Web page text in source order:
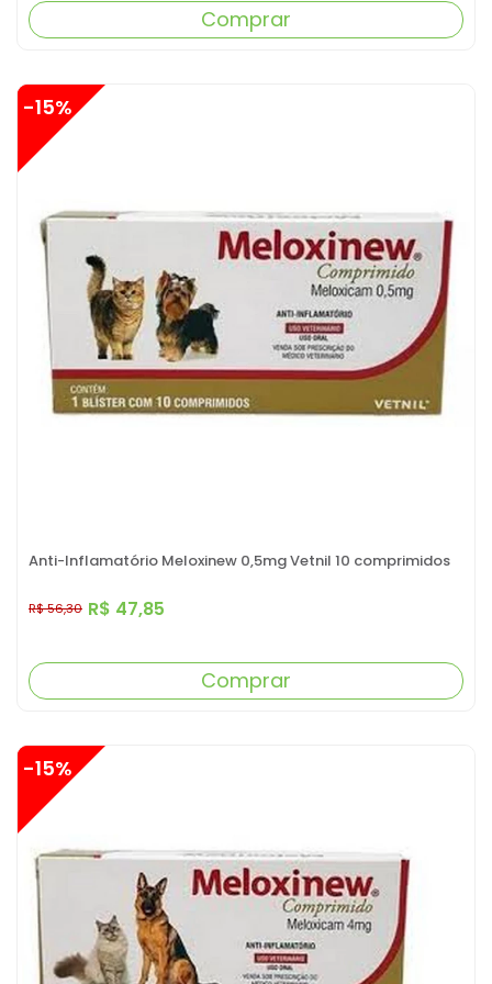
Comprar
Anti-Inflamatório Meloxinew 0,5mg Vetnil 10 comprimidos
R$ 47,85
R$ 56,30
-15%
Comprar
-15%